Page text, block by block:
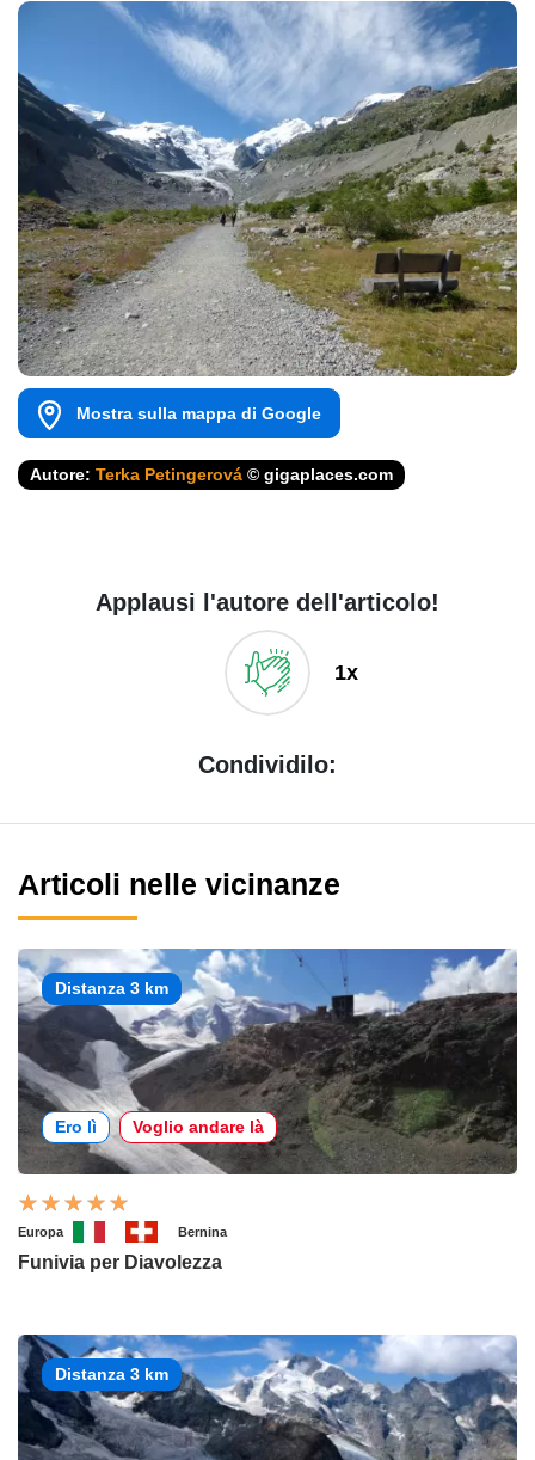
Mostra sulla mappa di Google
Autore: Terka Petingerová © gigaplaces.com
Applausi l'autore dell'articolo!
1x
Condividilo:
Articoli nelle vicinanze
Distanza 3 km
Ero lì Voglio andare là
Europa Bernina
Funivia per Diavolezza
Distanza 3 km